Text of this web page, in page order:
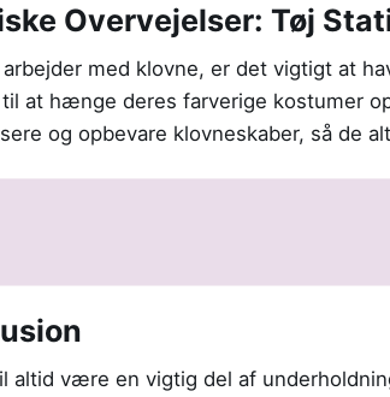
Overvejelser: Tøj
arbejder med klovne, er det vigtigt at
til at hænge deres farverige kostumer
og opbevare klovneskaber, så de
altid være en vigtig del af